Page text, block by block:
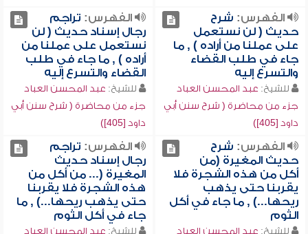
الفهرس: شرح
حديث ( لن نستعمل
على عملنا من أراده ) , ما
جاء في طلب القضاء
والتسرع إليه
للشيخ: عبد المحسن العباد
جزء من محاضرة ( شرح سنن أبي
داود [405])
الفهرس: تراجم
رجال إسناد حديث ( لن
نستعمل على عملنا من
أراده ) , ما جاء في طلب
القضاء والتسرع إليه
للشيخ: عبد المحسن العباد
جزء من محاضرة ( شرح سنن أبي
داود [405])
الفهرس: شرح
حديث المغيرة (من
أكل من هذه الشجرة فلا
يقربنا حتى يذهب
ريحها...) , ما جاء في أكل
الثوم
للشيخ: عبد المحسن العباد
الفهرس: تراجم
رجال إسناد حديث
المغيرة (... من أكل من
هذه الشجرة فلا يقربنا
حتى يذهب ريحها...) , ما
جاء في أكل الثوم
للشيخ: عبد المحسن العباد